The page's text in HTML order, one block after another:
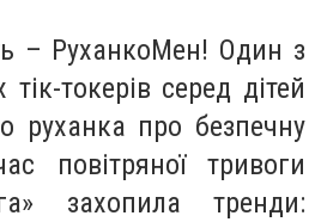
– РуханкоМен! Один з
токерів серед дітей
руханка про безпечну
повітряної тривоги
захопила тренди: